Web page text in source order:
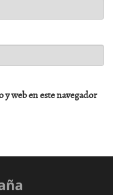
web en este navegador